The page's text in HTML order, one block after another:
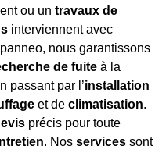
ou un travaux de
interviennent avec
nous garantissons
de fuite à la
passant par l’installation
et de climatisation.
précis pour toute
. Nos services sont